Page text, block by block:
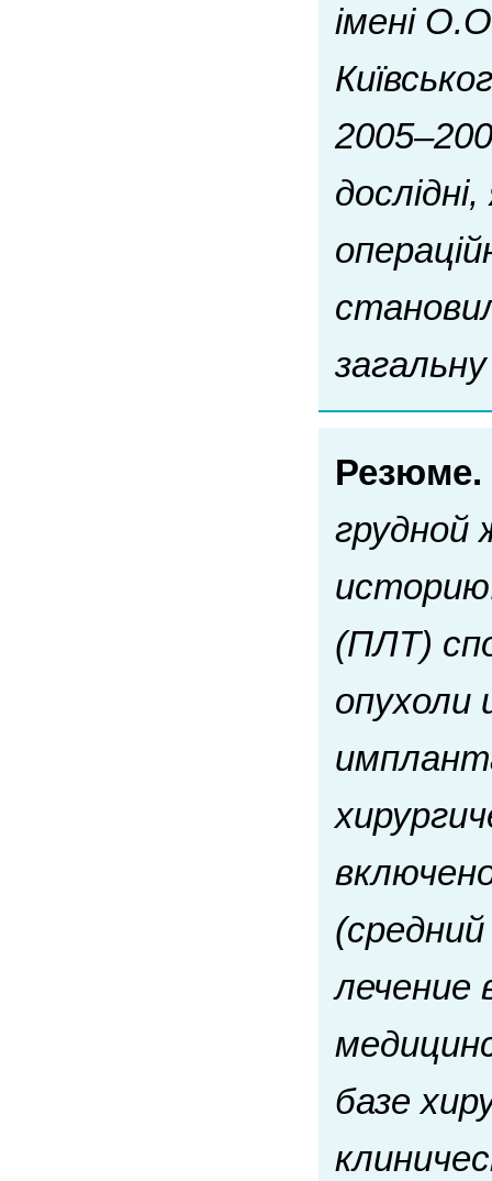
імені
Резюме.
(ПЛТ)
опухоли
лечение
базе